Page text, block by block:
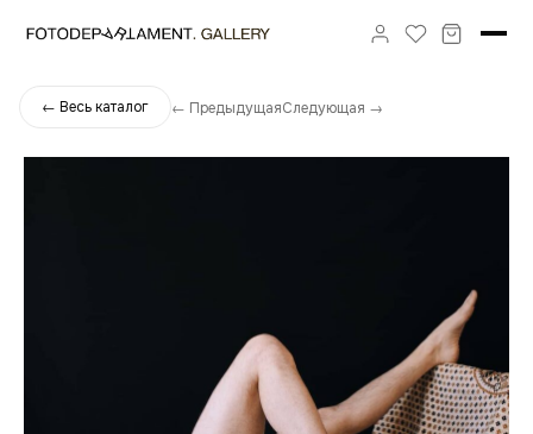
← Весь каталог ← ПредыдущаяСледующая →